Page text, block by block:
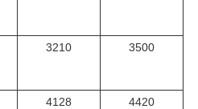
3210 3500
4128 4420